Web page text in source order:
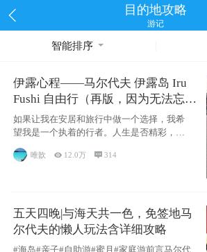
目的地攻略
游记
智能排序
伊露心程——马尔代夫 伊露岛 Iru
Fushi 自由行（再版，因为无法忘却
的留恋）
如果让我在安居和旅行中做一个选择，我希
望我是一个执着的行者。人生是否精彩，都
源于自己
唯歆  12.0万  314
五天四晚|与海天共一色，免签地马
尔代夫的懒人玩法含详细攻略
#海岛#亲子#自助游#蜜月#家庭游前言马尔代